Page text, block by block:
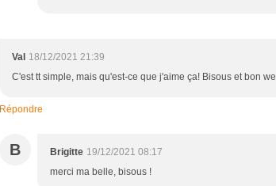
Val 18/12/2021 21:39
C'est tt simple, mais qu'est-ce que j'aime ça! Bisous et bon we
Répondre
B Brigitte 19/12/2021 08:17
merci ma belle, bisous !